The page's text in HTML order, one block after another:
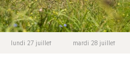
lundi 27 juillet mardi 28 juillet